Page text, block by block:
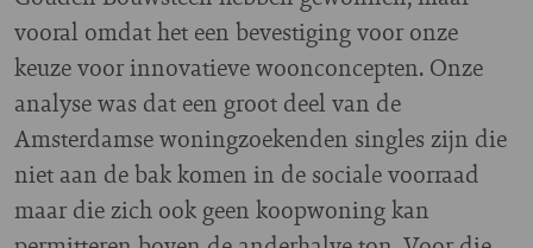
vooral omdat het een bevestiging voor onze
keuze voor innovatieve woonconcepten. Onze
analyse was dat een groot deel van de
Amsterdamse woningzoekenden singles zijn die
niet aan de bak komen in de sociale voorraad
maar die zich ook geen koopwoning kan